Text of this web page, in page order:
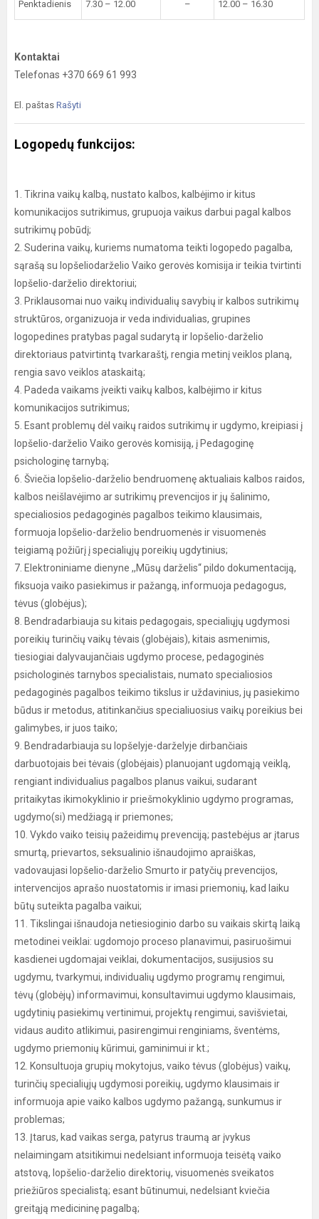
Penktadienis 7.30 – 12.00 – 12.00 – 16.30
Kontaktai
Telefonas +370 669 61 993
El. paštas Rašyti
Logopedų funkcijos:
1. Tikrina vaikų kalbą, nustato kalbos, kalbėjimo ir kitus
komunikacijos sutrikimus, grupuoja vaikus darbui pagal kalbos
sutrikimų pobūdį;
2. Suderina vaikų, kuriems numatoma teikti logopedo pagalba,
sąrašą su lopšeliodarželio Vaiko gerovės komisija ir teikia tvirtinti
lopšelio-darželio direktoriui;
3. Priklausomai nuo vaikų individualių savybių ir kalbos sutrikimų
struktūros, organizuoja ir veda individualias, grupines
logopedines pratybas pagal sudarytą ir lopšelio-darželio
direktoriaus patvirtintą tvarkaraštį, rengia metinį veiklos planą,
rengia savo veiklos ataskaitą;
4. Padeda vaikams įveikti vaikų kalbos, kalbėjimo ir kitus
komunikacijos sutrikimus;
5. Esant problemų dėl vaikų raidos sutrikimų ir ugdymo, kreipiasi į
lopšelio-darželio Vaiko gerovės komisiją, į Pedagoginę
psichologinę tarnybą;
6. Šviečia lopšelio-darželio bendruomenę aktualiais kalbos raidos,
kalbos neišlavėjimo ar sutrikimų prevencijos ir jų šalinimo,
specialiosios pedagoginės pagalbos teikimo klausimais,
formuoja lopšelio-darželio bendruomenės ir visuomenės
teigiamą požiūrį į specialiųjų poreikių ugdytinius;
7. Elektroniniame dienyne ,,Mūsų darželis“ pildo dokumentaciją,
fiksuoja vaiko pasiekimus ir pažangą, informuoja pedagogus,
tėvus (globėjus);
8. Bendradarbiauja su kitais pedagogais, specialiųjų ugdymosi
poreikių turinčių vaikų tėvais (globėjais), kitais asmenimis,
tiesiogiai dalyvaujančiais ugdymo procese, pedagoginės
psichologinės tarnybos specialistais, numato specialiosios
pedagoginės pagalbos teikimo tikslus ir uždavinius, jų pasiekimo
būdus ir metodus, atitinkančius specialiuosius vaikų poreikius bei
galimybes, ir juos taiko;
9. Bendradarbiauja su lopšelyje-darželyje dirbančiais
darbuotojais bei tėvais (globėjais) planuojant ugdomąją veiklą,
rengiant individualius pagalbos planus vaikui, sudarant
pritaikytas ikimokyklinio ir priešmokyklinio ugdymo programas,
ugdymo(si) medžiagą ir priemones;
10. Vykdo vaiko teisių pažeidimų prevenciją; pastebėjus ar įtarus
smurtą, prievartos, seksualinio išnaudojimo apraiškas,
vadovaujasi lopšelio-darželio Smurto ir patyčių prevencijos,
intervencijos aprašo nuostatomis ir imasi priemonių, kad laiku
būtų suteikta pagalba vaikui;
11. Tikslingai išnaudoja netiesioginio darbo su vaikais skirtą laiką
metodinei veiklai: ugdomojo proceso planavimui, pasiruošimui
kasdienei ugdomajai veiklai, dokumentacijos, susijusios su
ugdymu, tvarkymui, individualių ugdymo programų rengimui,
tėvų (globėjų) informavimui, konsultavimui ugdymo klausimais,
ugdytinių pasiekimų vertinimui, projektų rengimui, savišvietai,
vidaus audito atlikimui, pasirengimui renginiams, šventėms,
ugdymo priemonių kūrimui, gaminimui ir kt.;
12. Konsultuoja grupių mokytojus, vaiko tėvus (globėjus) vaikų,
turinčių specialiųjų ugdymosi poreikių, ugdymo klausimais ir
informuoja apie vaiko kalbos ugdymo pažangą, sunkumus ir
problemas;
13. Įtarus, kad vaikas serga, patyrus traumą ar įvykus
nelaimingam atsitikimui nedelsiant informuoja teisėtą vaiko
atstovą, lopšelio-darželio direktorių, visuomenės sveikatos
priežiūros specialistą; esant būtinumui, nedelsiant kviečia
greitąją medicininę pagalbą;